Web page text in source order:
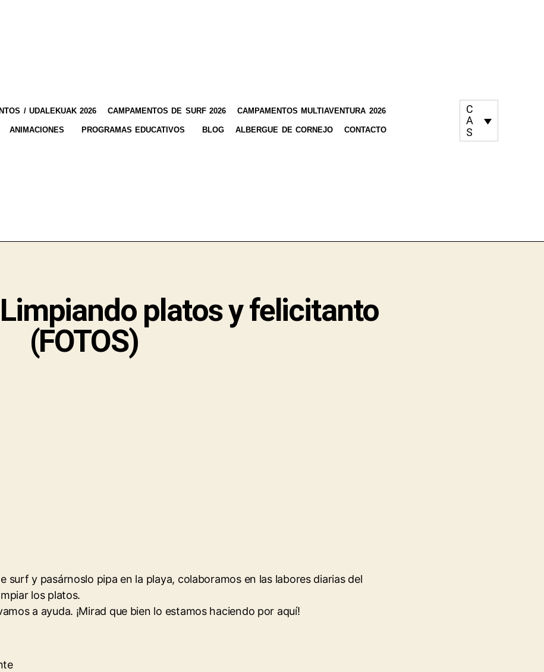
/ UDALEKUAK 2026 CAMPAMENTOS DE SURF 2026 CAMPAMENTOS MULTIAVENTURA 2026
ANIMACIONES PROGRAMAS EDUCATIVOS BLOG ALBERGUE DE CORNEJO CONTACTO
C
A
S
platos y felicitanto
(FOTOS)
surf y pasárnoslo pipa en la playa, colaboramos en las labores diarias del
los platos.
a ayuda. ¡Mirad que bien lo estamos haciendo por aquí!